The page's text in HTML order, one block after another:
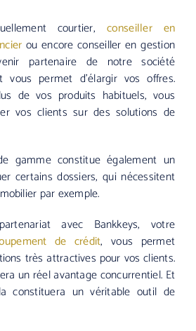
courtier, conseiller en
ou encore conseiller en gestion
partenaire de notre société
vous permet d’élargir vos offres.
de vos produits habituels, vous
vos clients sur des solutions de
gamme constitue également un
certains dossiers, qui nécessitent
par exemple.
avec Bankkeys, votre
de crédit, vous permet
très attractives pour vos clients.
un réel avantage concurrentiel. Et
constituera un véritable outil de